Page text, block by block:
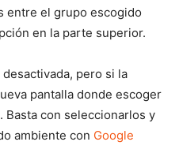
entre el grupo escogido
en la parte superior.
pero si la
pantalla donde escoger
con seleccionarlos y
ambiente con Google